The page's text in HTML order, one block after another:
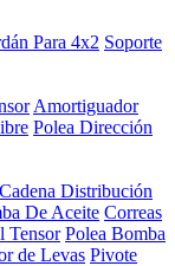
Para 4x2 Soporte
Amortiguador
Polea Dirección
Distribución
De Aceite Correas
Tensor Polea Bomba
de Levas Pivote